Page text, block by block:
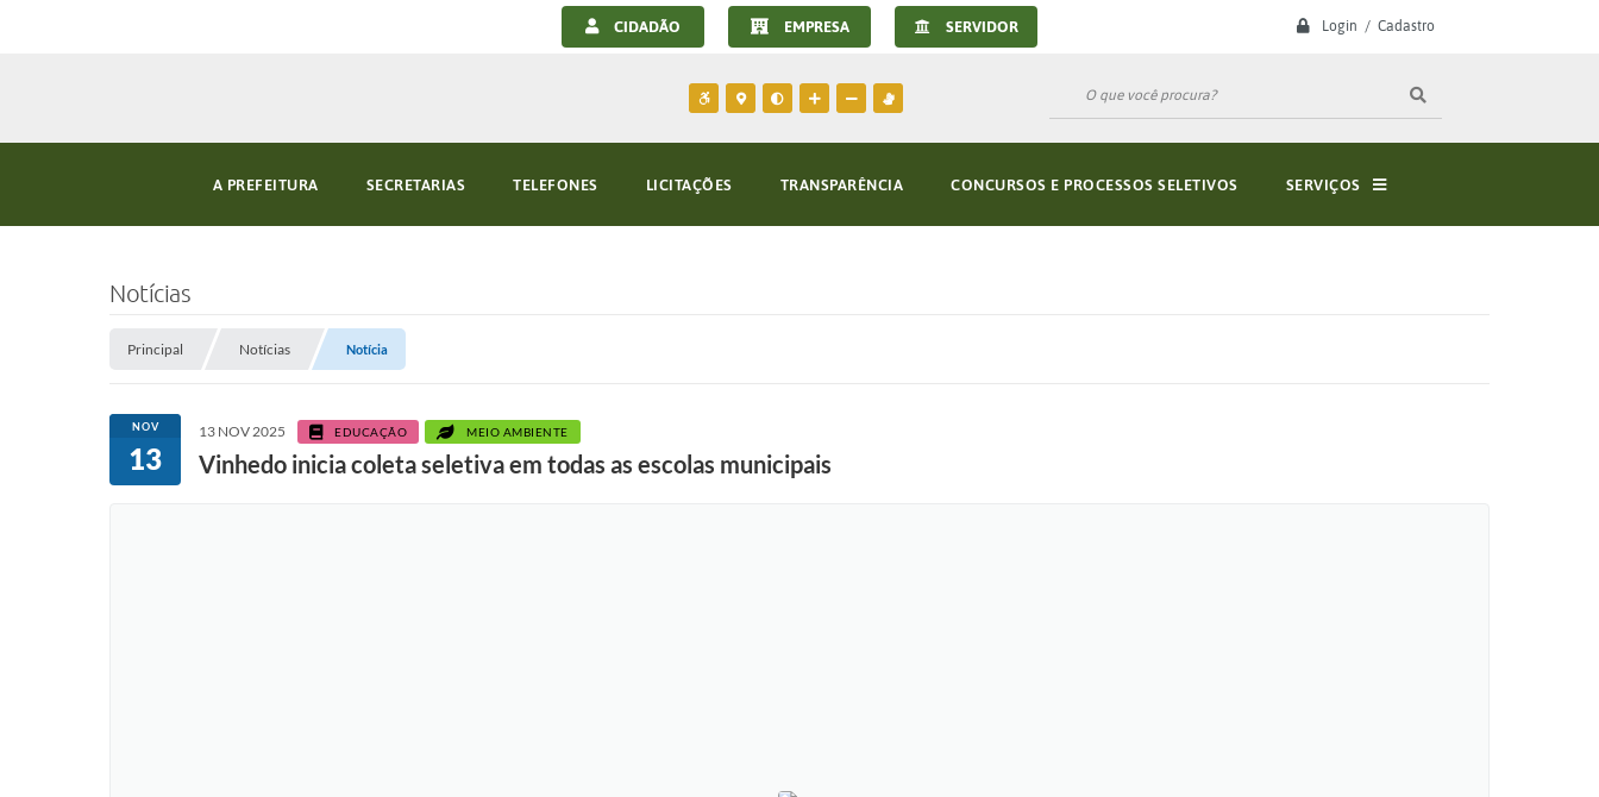
Login / Cadastro
CIDADÃO EMPRESA SERVIDOR
A PREFEITURA SECRETARIAS TELEFONES LICITAÇÕES TRANSPARÊNCIA CONCURSOS E PROCESSOS SELETIVOS SERVIÇOS
Notícias
Principal Notícias Notícia
NOV
13
13 NOV 2025 EDUCAÇÃO MEIO AMBIENTE
Vinhedo inicia coleta seletiva em todas as escolas municipais